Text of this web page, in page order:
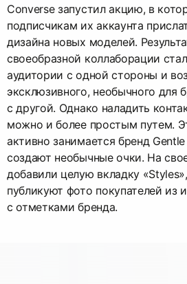
Converse запустил акцию, в
подписчикам их аккаунта
дизайна новых моделей.
своеобразной коллаборации
аудитории с одной стороны и
эксклюзивного, необычного для
с другой. Однако наладить
можно и более простым путем.
активно занимается бренд
создают необычные очки. На
добавили целую вкладку
публикуют фото покупателей из
с отметками бренда.